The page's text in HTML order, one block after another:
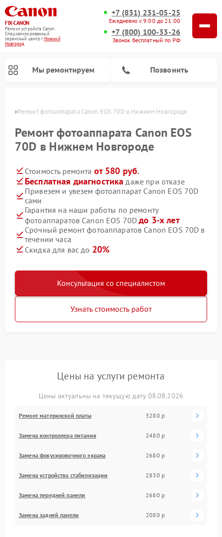
FIX-CANON
Ремонт устройств Canon
Специализированный
cервисный центр г.Нижний
Новгород
+7 (831) 231-05-25
Ежедневно с 9:00 до 21:00
+7 (800) 100-33-26
Звонок бесплатный по РФ
Мы ремонтируем Позвонить
Ремонт фотоаппарата Canon EOS 70D в Нижнем Новгороде
Ремонт фотоаппарата Canon EOS
70D в Нижнем Новгороде
Стоимость ремонта от 580 руб.
Бесплатная диагностика даже при отказе
Привезем и увезем фотоаппарат Canon EOS 70D
сами
Гарантия на наши работы по ремонту
фотоаппаратов Canon EOS 70Dдо 3-х лет
Срочный ремонт фотоаппаратов Canon EOS 70D в
течении часа
Скидка для вас до 20%
Консультация со специалистом
Узнать стоимость работ
Цены на услуги ремонта
Цены актуальны на текущую дату 08.08.2026
Ремонт материнской платы 3280 р
Замена контроллера питания 2480 р
Замена фокусировочного экрана 2680 р
Замена устройства стабилизации 2830 р
Замена передней панели 2680 р
Замена задней панели 2080 р